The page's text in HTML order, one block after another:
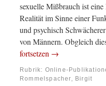
sexuelle Mißbrauch ist
Realität im Sinne einer
und psychisch
von Männern. Obgleich
fortsetzen →
Rubrik: Online-
Rommelspacher, Birgit